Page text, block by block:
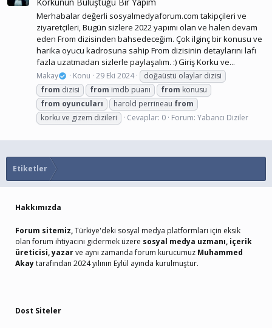
Merhabalar değerli sosyalmedyaforum.com takipçileri ve
ziyaretçileri, Bugün sizlere 2022 yapımı olan ve halen devam
eden From dizisinden bahsedeceğim. Çok ilginç bir konusu ve
harika oyucu kadrosuna sahip From dizisinin detaylarını lafı
fazla uzatmadan sizlerle paylaşalım. :) Giriş Korku ve...
Makay Konu 29 Eki 2024
doğaüstü olaylar dizisi
from dizisi from imdb puanı from konusu
from oyuncuları harold perrineau from
korku ve gizem dizileri
Cevaplar: 0 Forum: Yabancı Diziler
Etiketler
Hakkımızda
Forum sitemiz,Türkiye'deki sosyal medya platformları için eksik
olan forum ihtiyacını gidermek üzere sosyal medya uzmanı, içerik
üreticisi, yazarve aynı zamanda forum kurucumuz Muhammed
Akaytarafından 2024 yılının Eylül ayında kurulmuştur.
Dost Siteler